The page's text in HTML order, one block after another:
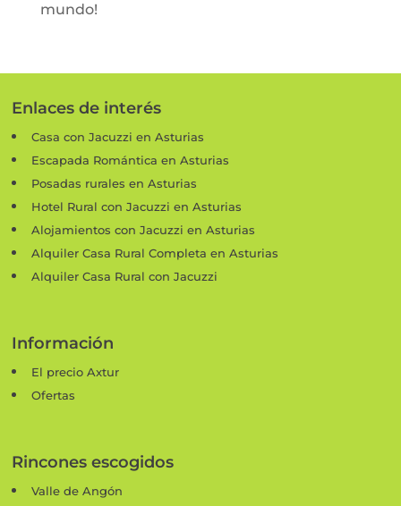
mundo!
Enlaces de interés
Casa con Jacuzzi en Asturias
Escapada Romántica en Asturias
Posadas rurales en Asturias
Hotel Rural con Jacuzzi en Asturias
Alojamientos con Jacuzzi en Asturias
Alquiler Casa Rural Completa en Asturias
Alquiler Casa Rural con Jacuzzi
Información
El precio Axtur
Ofertas
Rincones escogidos
Valle de Angón